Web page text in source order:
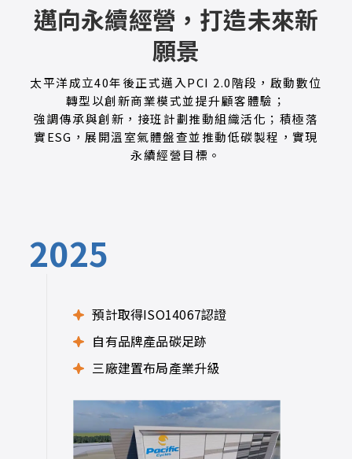
邁向永續經營，打造未來新
願景
太平洋成立40年後正式邁入PCI 2.0階段，啟動數位
轉型以創新商業模式並提升顧客體驗；
強調傳承與創新，接班計劃推動組織活化；積極落
實ESG，展開溫室氣體盤查並推動低碳製程，實現
永續經營目標。
2025
預計取得ISO14067認證
自有品牌產品碳足跡
三廠建置布局產業升級